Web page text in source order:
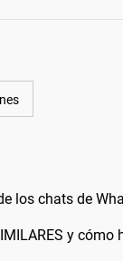
los chats de
y